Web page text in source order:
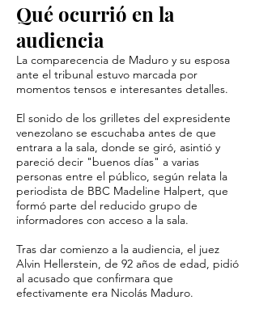
Qué ocurrió en la
audiencia
La comparecencia de Maduro y su esposa
ante el tribunal estuvo marcada por
momentos tensos e interesantes detalles.
El sonido de los grilletes del expresidente
venezolano se escuchaba antes de que
entrara a la sala, donde se giró, asintió y
pareció decir "buenos días" a varias
personas entre el público, según relata la
periodista de BBC Madeline Halpert, que
formó parte del reducido grupo de
informadores con acceso a la sala.
Tras dar comienzo a la audiencia, el juez
Alvin Hellerstein, de 92 años de edad, pidió
al acusado que confirmara que
efectivamente era Nicolás Maduro.